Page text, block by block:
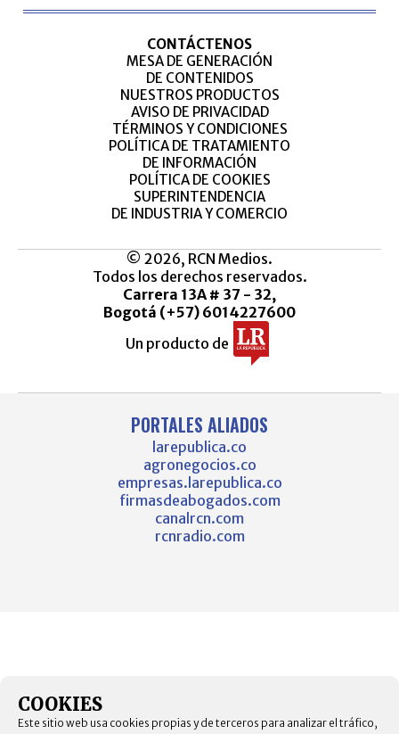
CONTÁCTENOS
MESA DE GENERACIÓN
DE CONTENIDOS
NUESTROS PRODUCTOS
AVISO DE PRIVACIDAD
TÉRMINOS Y CONDICIONES
POLÍTICA DE TRATAMIENTO
DE INFORMACIÓN
POLÍTICA DE COOKIES
SUPERINTENDENCIA
DE INDUSTRIA Y COMERCIO
© 2026, RCN Medios.
Todos los derechos reservados.
Carrera 13A # 37 - 32,
Bogotá (+57) 6014227600
Un producto de
PORTALES ALIADOS
larepublica.co
agronegocios.co
empresas.larepublica.co
firmasdeabogados.com
canalrcn.com
rcnradio.com
COOKIES
Este sitio web usa cookies propias y de terceros para analizar el tráfico,